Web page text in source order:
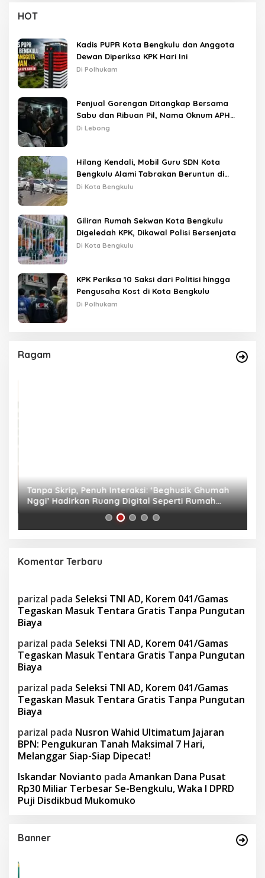
HOT
Kadis PUPR Kota Bengkulu dan Anggota
Dewan Diperiksa KPK Hari Ini
Di Polhukam
Penjual Gorengan Ditangkap Bersama
Sabu dan Ribuan Pil, Nama Oknum APH
Disebut Saat Interogasi
Di Lebong
Hilang Kendali, Mobil Guru SDN Kota
Bengkulu Alami Tabrakan Beruntun di
Lampu Merah
Di Kota Bengkulu
Giliran Rumah Sekwan Kota Bengkulu
Digeledah KPK, Dikawal Polisi Bersenjata
Di Kota Bengkulu
KPK Periksa 10 Saksi dari Politisi hingga
Pengusaha Kost di Kota Bengkulu
Di Polhukam
Ragam
Tanpa Skrip, Penuh Interaksi: ‘Beghusik Ghumah
Nggi’ Hadirkan Ruang Digital Seperti Rumah
Sendiri
Komentar Terbaru
parizal pada Seleksi TNI AD, Korem 041/Gamas
Tegaskan Masuk Tentara Gratis Tanpa Pungutan
Biaya
parizal pada Seleksi TNI AD, Korem 041/Gamas
Tegaskan Masuk Tentara Gratis Tanpa Pungutan
Biaya
parizal pada Seleksi TNI AD, Korem 041/Gamas
Tegaskan Masuk Tentara Gratis Tanpa Pungutan
Biaya
parizal pada Nusron Wahid Ultimatum Jajaran
BPN: Pengukuran Tanah Maksimal 7 Hari,
Melanggar Siap-Siap Dipecat!
Iskandar Novianto pada Amankan Dana Pusat
Rp30 Miliar Terbesar Se-Bengkulu, Waka I DPRD
Puji Disdikbud Mukomuko
Banner